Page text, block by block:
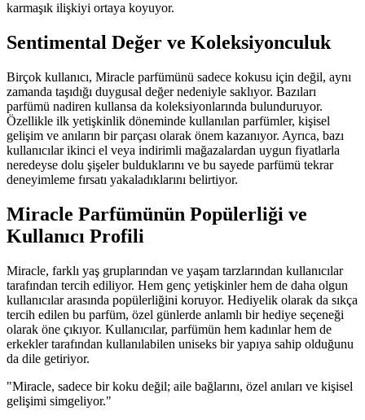
karmaşık ilişkiyi ortaya koyuyor.
Sentimental Değer ve Koleksiyonculuk
Birçok kullanıcı, Miracle parfümünü sadece kokusu için değil, aynı
zamanda taşıdığı duygusal değer nedeniyle saklıyor. Bazıları
parfümü nadiren kullansa da koleksiyonlarında bulunduruyor.
Özellikle ilk yetişkinlik döneminde kullanılan parfümler, kişisel
gelişim ve anıların bir parçası olarak önem kazanıyor. Ayrıca, bazı
kullanıcılar ikinci el veya indirimli mağazalardan uygun fiyatlarla
neredeyse dolu şişeler bulduklarını ve bu sayede parfümü tekrar
deneyimleme fırsatı yakaladıklarını belirtiyor.
Miracle Parfümünün Popülerliği ve
Kullanıcı Profili
Miracle, farklı yaş gruplarından ve yaşam tarzlarından kullanıcılar
tarafından tercih ediliyor. Hem genç yetişkinler hem de daha olgun
kullanıcılar arasında popülerliğini koruyor. Hediyelik olarak da sıkça
tercih edilen bu parfüm, özel günlerde anlamlı bir hediye seçeneği
olarak öne çıkıyor. Kullanıcılar, parfümün hem kadınlar hem de
erkekler tarafından kullanılabilen uniseks bir yapıya sahip olduğunu
da dile getiriyor.
"Miracle, sadece bir koku değil; aile bağlarını, özel anıları ve kişisel
gelişimi simgeliyor."